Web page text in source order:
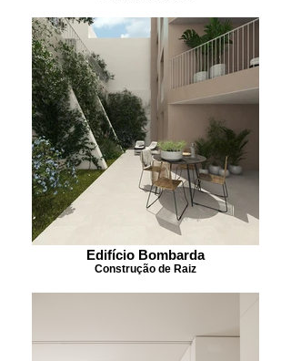
Edifício Bombarda
Construção de Raiz